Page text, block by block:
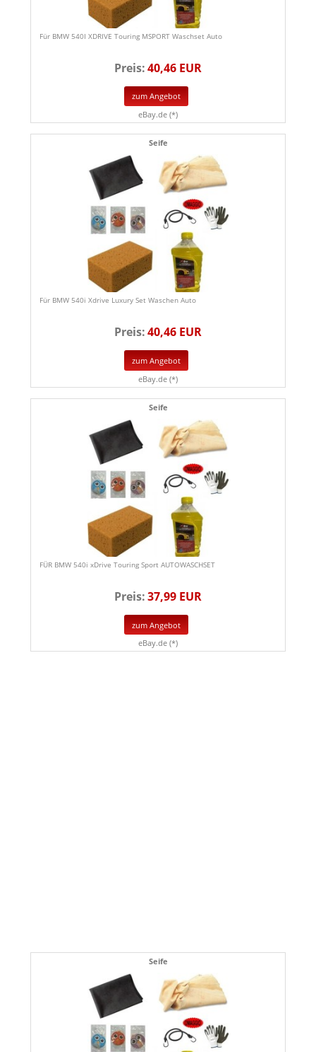
Für BMW 540I XDRIVE Touring MSPORT Waschset Auto
Preis:40,46 EUR
zum Angebot
eBay.de (*)
Seife
Für BMW 540i Xdrive Luxury Set Waschen Auto
Preis:40,46 EUR
zum Angebot
eBay.de (*)
Seife
FÜR BMW 540i xDrive Touring Sport AUTOWASCHSET
Preis:37,99 EUR
zum Angebot
eBay.de (*)
Seife